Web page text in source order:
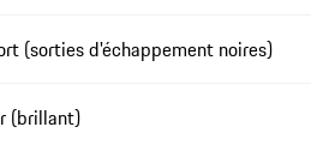
(sorties d'échappement noires)
(brillant)